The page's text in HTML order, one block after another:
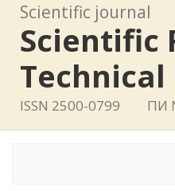
Scientific journal
Scientific
Technical
ISSN 2500-0799 ПИ